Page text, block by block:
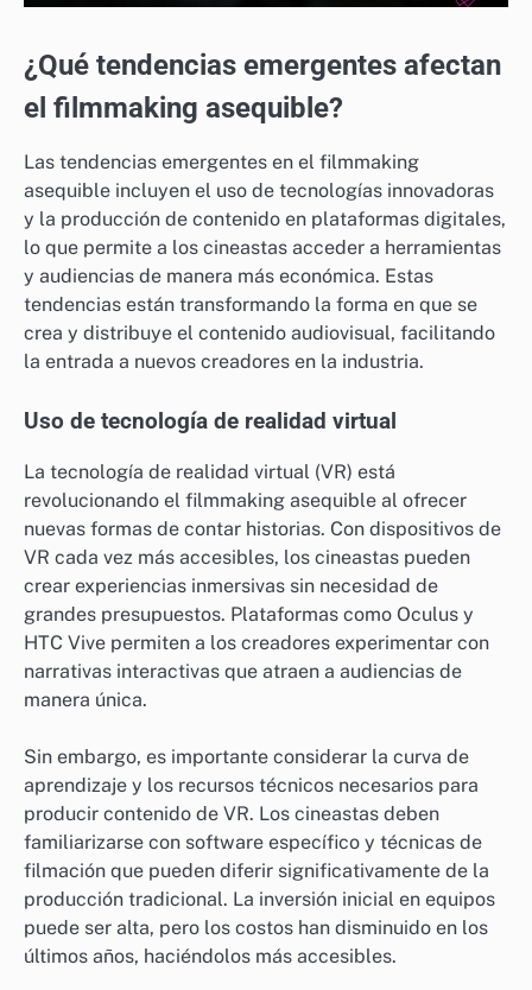
¿Qué tendencias emergentes afectan
el filmmaking asequible?
Las tendencias emergentes en el filmmaking
asequible incluyen el uso de tecnologías innovadoras
y la producción de contenido en plataformas digitales,
lo que permite a los cineastas acceder a herramientas
y audiencias de manera más económica. Estas
tendencias están transformando la forma en que se
crea y distribuye el contenido audiovisual, facilitando
la entrada a nuevos creadores en la industria.
Uso de tecnología de realidad virtual
La tecnología de realidad virtual (VR) está
revolucionando el filmmaking asequible al ofrecer
nuevas formas de contar historias. Con dispositivos de
VR cada vez más accesibles, los cineastas pueden
crear experiencias inmersivas sin necesidad de
grandes presupuestos. Plataformas como Oculus y
HTC Vive permiten a los creadores experimentar con
narrativas interactivas que atraen a audiencias de
manera única.
Sin embargo, es importante considerar la curva de
aprendizaje y los recursos técnicos necesarios para
producir contenido de VR. Los cineastas deben
familiarizarse con software específico y técnicas de
filmación que pueden diferir significativamente de la
producción tradicional. La inversión inicial en equipos
puede ser alta, pero los costos han disminuido en los
últimos años, haciéndolos más accesibles.